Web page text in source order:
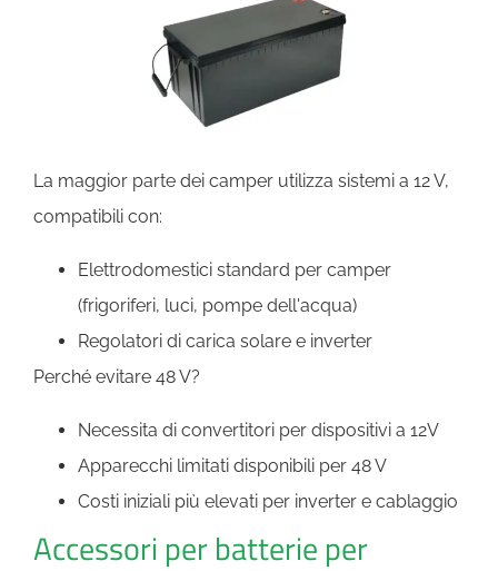
La maggior parte dei camper utilizza sistemi a 12 V,
compatibili con:
Elettrodomestici standard per camper
(frigoriferi, luci, pompe dell'acqua)
Regolatori di carica solare e inverter
Perché evitare 48 V?
Necessita di convertitori per dispositivi a 12V
Apparecchi limitati disponibili per 48 V
Costi iniziali più elevati per inverter e cablaggio
Accessori per batterie per